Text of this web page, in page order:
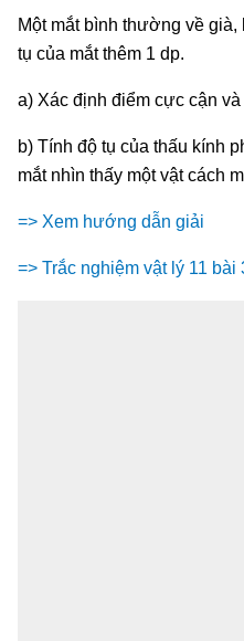
Một mắt bình thường về
tụ của mắt thêm 1 dp.
a) Xác định điểm cực cận
b) Tính độ tụ của thấu kính
mắt nhìn thấy một vật cách
=> Xem hướng dẫn giải
=> Trắc nghiệm vật lý 11 bài